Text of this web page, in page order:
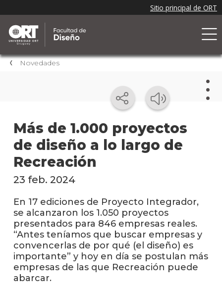
Novedades
Más de 1.000 proyectos
de diseño a lo largo de
Recreación
23 feb. 2024
En 17 ediciones de Proyecto Integrador,
se alcanzaron los 1.050 proyectos
presentados para 846 empresas reales.
“Antes teníamos que buscar empresas y
convencerlas de por qué (el diseño) es
importante” y hoy en día se postulan más
empresas de las que Recreación puede
abarcar.